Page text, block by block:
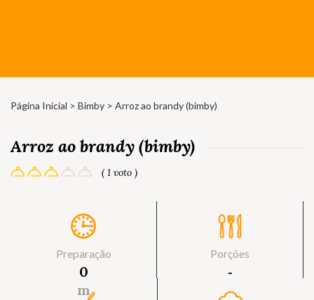
Página Inicial > Bimby > Arroz ao brandy (bimby)
Arroz ao brandy (bimby)
( 1 voto )
Preparação
0
m
Porções
‐